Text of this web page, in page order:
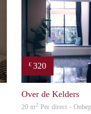
titu
€ 320
Over de Kelders
20 m2 Per direct -